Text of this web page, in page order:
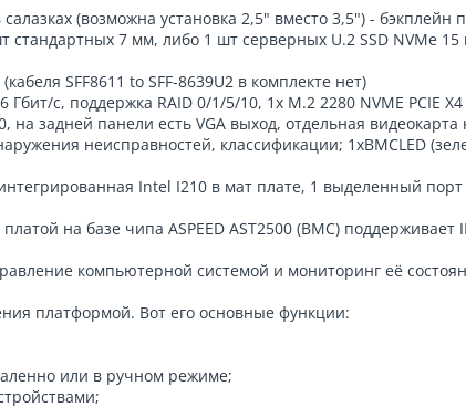
(возможна установка 2,5" вместо 3,5") - бэкплейн
стандартных 7 мм, либо 1 шт серверных U.2 SSD NVMe
SFF8611 to SFF-8639U2 в комплекте нет)
с, поддержка RAID 0/1/5/10, 1x M.2 2280 NVME PCIE
на задней панели есть VGA выход, отдельная видеокарта
неисправностей, классификации; 1xBMCLED
Intel I210 в мат плате, 1 выделенный порт
на базе чипа ASPEED AST2500 (BMC)
компьютерной системой и мониторинг её
платформой. Вот его основные функции:
или в ручном режиме;